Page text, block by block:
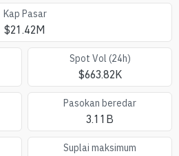
Kap Pasar
$21.42M
Spot Vol (24h)
$663.82K
Pasokan beredar
3.11B
Suplai maksimum